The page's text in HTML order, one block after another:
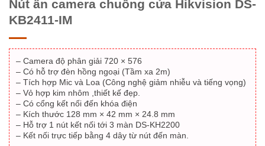
Nút ấn camera chuông cửa Hikvision DS-
KB2411-IM
– Camera độ phân giải 720 × 576
– Có hỗ trợ đèn hồng ngoại (Tầm xa 2m)
– Tích hợp Mic và Loa (Công nghệ giảm nhiễu và tiếng vọng)
– Vỏ hợp kim nhôm ,thiết kế đẹp.
– Có cổng kết nối đến khóa điện
– Kích thước 128 mm × 42 mm × 24.8 mm
– Hỗ trợ 1 nút kết nối tới 3 màn DS-KH2200
– Kết nối trực tiếp bằng 4 dây từ nút đến màn.